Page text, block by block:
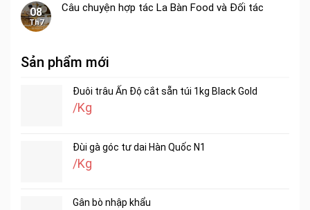
08
Th7
Câu chuyện hợp tác La Bàn Food và Đối tác
Sản phẩm mới
Đuôi trâu Ấn Độ cắt sẵn túi 1kg Black Gold
/Kg
Đùi gà góc tư dai Hàn Quốc N1
/Kg
Gân bò nhập khẩu